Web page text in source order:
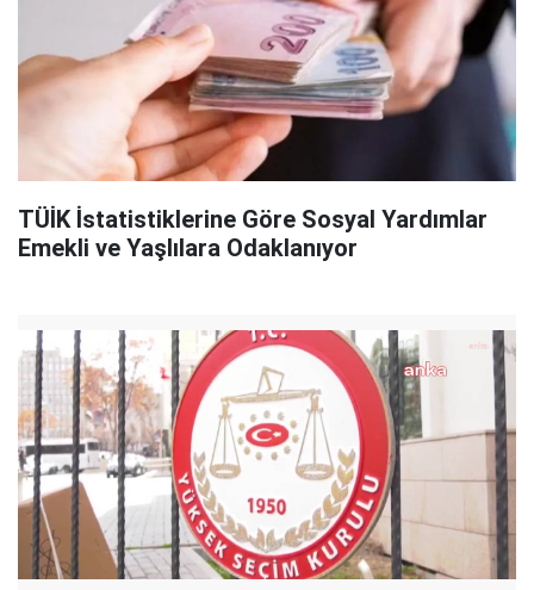
TÜİK İstatistiklerine Göre Sosyal Yardımlar
Emekli ve Yaşlılara Odaklanıyor